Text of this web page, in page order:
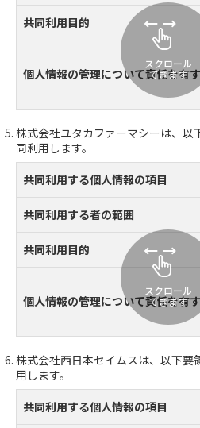
共同利用目的
個人情報の管理について責任を有
スクロール
できます
株式会社ユタカファーマシーは、以
同利用します。
共同利用する個人情報の項目
共同利用する者の範囲
共同利用目的
個人情報の管理について責任を有
スクロール
できます
株式会社西日本セイムスは、以下要
用します。
共同利用する個人情報の項目